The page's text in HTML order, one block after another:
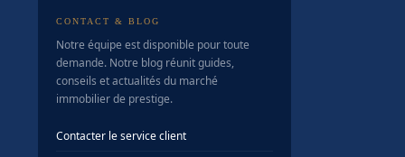
CONTACT & BLOG
Notre équipe est disponible pour toute
demande. Notre blog réunit guides,
conseils et actualités du marché
immobilier de prestige.
Contacter le service client